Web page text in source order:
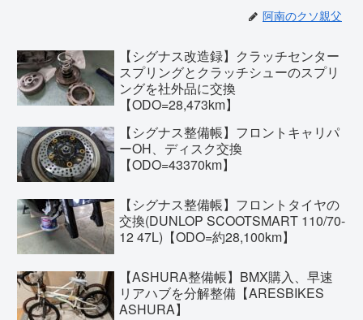
阿南のクソ親父
【シグナス改造録】クラッチセンター
スプリングとクラッチシューのスプリ
ングを社外品に交換
【ODO=28,473km】
【シグナス整備帳】フロントキャリパ
ーOH、ディスク交換
【ODO=43370km】
【シグナス整備帳】フロントタイヤの
交換(DUNLOP SCOOTSMART 110/70-
12 47L)【ODO=約28,100km】
【ASHURA整備帳】BMX購入、早速
リアハブを分解整備【ARESBIKES
ASHURA】